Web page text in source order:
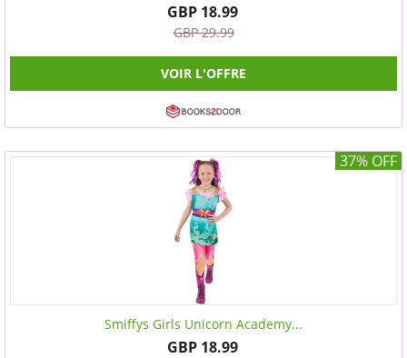
GBP 18.99
GBP 29.99
VOIR L'OFFRE
37% OFF
Smiffys Girls Unicorn Academy...
GBP 18.99